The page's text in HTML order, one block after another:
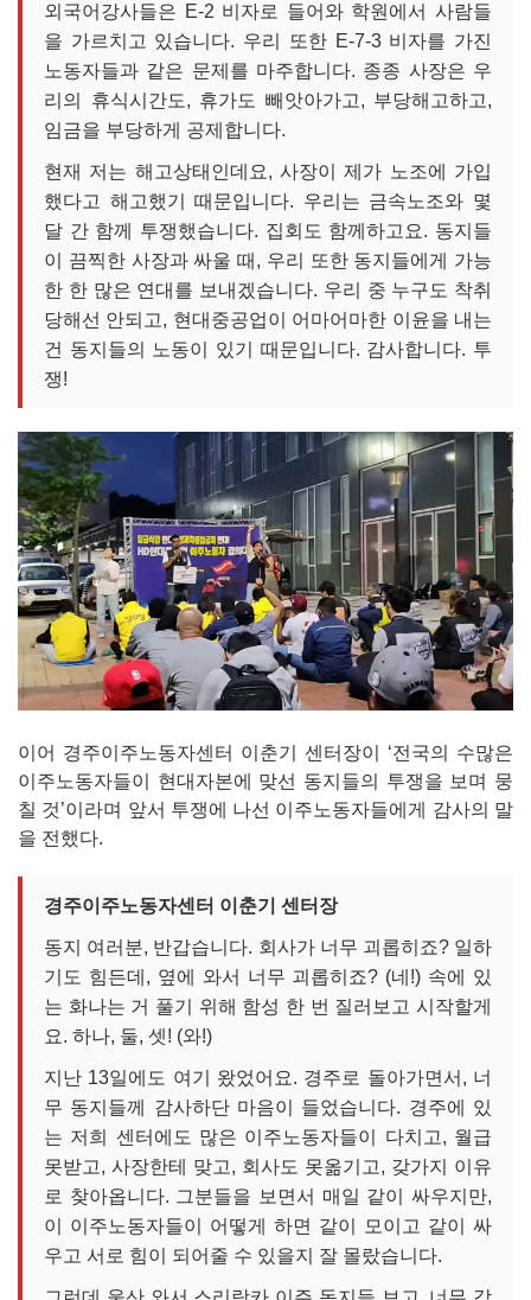
외국어강사들은 E-2 비자로 들어와 학원에서 사람들
을 가르치고 있습니다. 우리 또한 E-7-3 비자를 가진
노동자들과 같은 문제를 마주합니다. 종종 사장은 우
리의 휴식시간도, 휴가도 빼앗아가고, 부당해고하고,
임금을 부당하게 공제합니다.
현재 저는 해고상태인데요, 사장이 제가 노조에 가입
했다고 해고했기 때문입니다. 우리는 금속노조와 몇
달 간 함께 투쟁했습니다. 집회도 함께하고요. 동지들
이 끔찍한 사장과 싸울 때, 우리 또한 동지들에게 가능
한 한 많은 연대를 보내겠습니다. 우리 중 누구도 착취
당해선 안되고, 현대중공업이 어마어마한 이윤을 내는
건 동지들의 노동이 있기 때문입니다. 감사합니다. 투
쟁!
이어 경주이주노동자센터 이춘기 센터장이 ‘전국의 수많은
이주노동자들이 현대자본에 맞선 동지들의 투쟁을 보며 뭉
칠 것’이라며 앞서 투쟁에 나선 이주노동자들에게 감사의 말
을 전했다.
경주이주노동자센터 이춘기 센터장
동지 여러분, 반갑습니다. 회사가 너무 괴롭히죠? 일하
기도 힘든데, 옆에 와서 너무 괴롭히죠? (네!) 속에 있
는 화나는 거 풀기 위해 함성 한 번 질러보고 시작할게
요. 하나, 둘, 셋! (와!)
지난 13일에도 여기 왔었어요. 경주로 돌아가면서, 너
무 동지들께 감사하단 마음이 들었습니다. 경주에 있
는 저희 센터에도 많은 이주노동자들이 다치고, 월급
못받고, 사장한테 맞고, 회사도 못옮기고, 갖가지 이유
로 찾아옵니다. 그분들을 보면서 매일 같이 싸우지만,
이 이주노동자들이 어떻게 하면 같이 모이고 같이 싸
우고 서로 힘이 되어줄 수 있을지 잘 몰랐습니다.